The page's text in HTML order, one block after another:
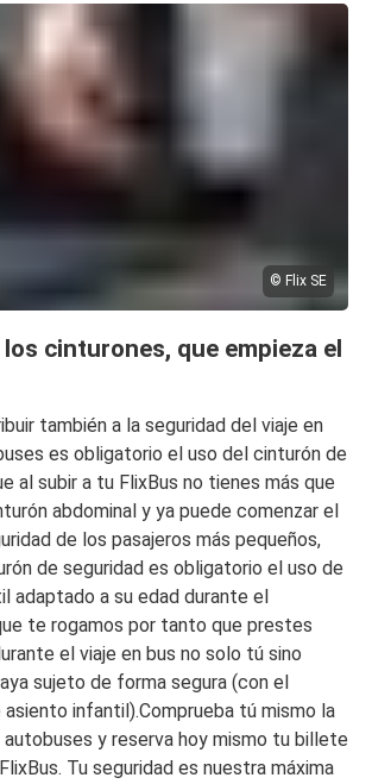
© Flix SE
cinturones, que empieza el
también a la seguridad del viaje en
es obligatorio el uso del cinturón de
al subir a tu FlixBus no tienes más que
abdominal y ya puede comenzar el
de los pasajeros más pequeños,
de seguridad es obligatorio el uso de
adaptado a su edad durante el
te rogamos por tanto que prestes
el viaje en bus no solo tú sino
sujeto de forma segura (con el
infantil).Comprueba tú mismo la
y reserva hoy mismo tu billete
Tu seguridad es nuestra máxima